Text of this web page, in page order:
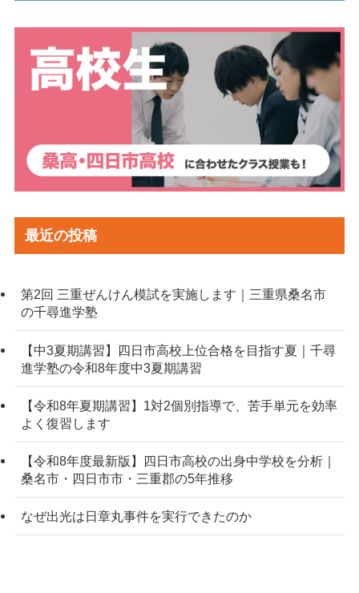
最近の投稿
第2回 三重ぜんけん模試を実施します｜三重県桑名市
の千尋進学塾
【中3夏期講習】四日市高校上位合格を目指す夏｜千尋
進学塾の令和8年度中3夏期講習
【令和8年夏期講習】1対2個別指導で、苦手単元を効率
よく復習します
【令和8年度最新版】四日市高校の出身中学校を分析｜
桑名市・四日市市・三重郡の5年推移
なぜ出光は日章丸事件を実行できたのか